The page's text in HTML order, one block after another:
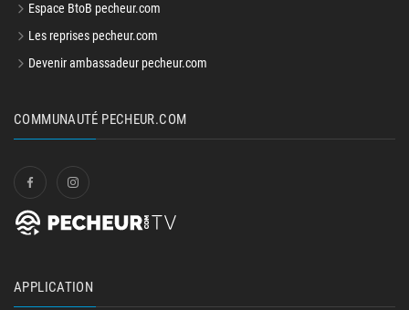
Espace BtoB pecheur.com
Les reprises pecheur.com
Devenir ambassadeur pecheur.com
COMMUNAUTÉ PECHEUR.COM
APPLICATION